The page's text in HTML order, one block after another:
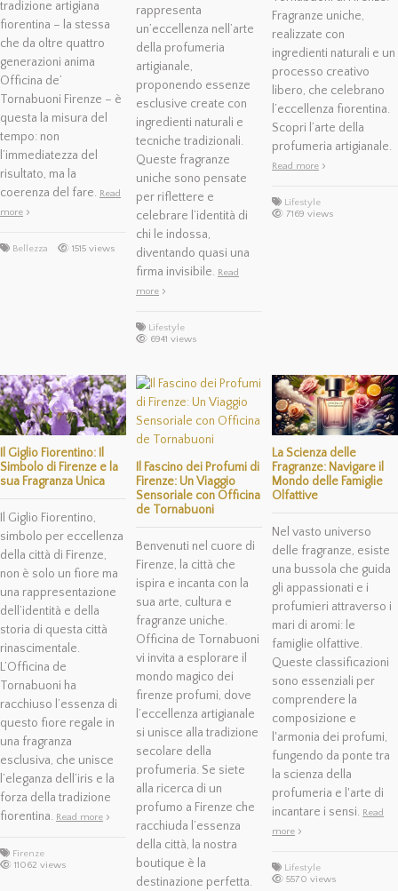
tradizione artigiana
fiorentina – la stessa
che da oltre quattro
generazioni anima
Officina de’
Tornabuoni Firenze – è
questa la misura del
tempo: non
l’immediatezza del
risultato, ma la
coerenza del fare. Read
more
Bellezza 1515 views
rappresenta
un’eccellenza nell’arte
della profumeria
artigianale,
proponendo essenze
esclusive create con
ingredienti naturali e
tecniche tradizionali.
Queste fragranze
uniche sono pensate
per riflettere e
celebrare l’identità di
chi le indossa,
diventando quasi una
firma invisibile. Read
more
Lifestyle
6941 views
Fragranze uniche,
realizzate con
ingredienti naturali e un
processo creativo
libero, che celebrano
l’eccellenza fiorentina.
Scopri l’arte della
profumeria artigianale.
Read more
Lifestyle
7169 views
Il Giglio Fiorentino: Il
Simbolo di Firenze e la
sua Fragranza Unica
Il Giglio Fiorentino,
simbolo per eccellenza
della città di Firenze,
non è solo un fiore ma
una rappresentazione
dell’identità e della
storia di questa città
rinascimentale.
L’Officina de
Tornabuoni ha
racchiuso l’essenza di
questo fiore regale in
una fragranza
esclusiva, che unisce
l’eleganza dell’iris e la
forza della tradizione
fiorentina. Read more
Firenze
11062 views
Il Fascino dei Profumi di
Firenze: Un Viaggio
Sensoriale con Officina
de Tornabuoni
Benvenuti nel cuore di
Firenze, la città che
ispira e incanta con la
sua arte, cultura e
fragranze uniche.
Officina de Tornabuoni
vi invita a esplorare il
mondo magico dei
firenze profumi, dove
l’eccellenza artigianale
si unisce alla tradizione
secolare della
profumeria. Se siete
alla ricerca di un
profumo a Firenze che
racchiuda l’essenza
della città, la nostra
boutique è la
destinazione perfetta.
La Scienza delle
Fragranze: Navigare il
Mondo delle Famiglie
Olfattive
Nel vasto universo
delle fragranze, esiste
una bussola che guida
gli appassionati e i
profumieri attraverso i
mari di aromi: le
famiglie olfattive.
Queste classificazioni
sono essenziali per
comprendere la
composizione e
l'armonia dei profumi,
fungendo da ponte tra
la scienza della
profumeria e l'arte di
incantare i sensi. Read
more
Lifestyle
5570 views